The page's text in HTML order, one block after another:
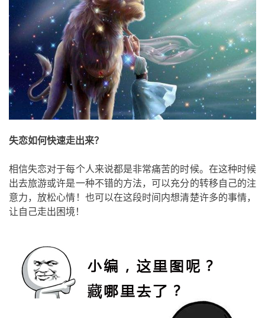
失恋如何快速走出来？
相信失恋对于每个人来说都是非常痛苦的时候。在这种时候
出去旅游或许是一种不错的方法，可以充分的转移自己的注
意力，放松心情！也可以在这段时间内想清楚许多的事情，
让自己走出困境！